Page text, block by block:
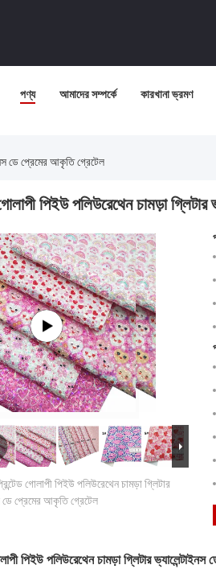
পণ্য আমাদের সম্পর্কে কারখানা ভ্রমণ
ডে প্রেমের আকৃতি গ্রেটেল
পিইউ পলিউরেথেন চামড়া
গোলাপী পিইউ পলিউরেথেন চামড়া গ্লিটার
ডে প্রেমের আকৃতি গ্রেটেল
পিইউ পলিউরেথেন চামড়া গ্লিটার